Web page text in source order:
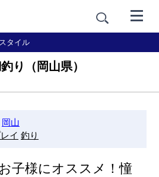
タイル
り（岡山県）
岡山
イ 釣り
子様にオススメ！憧